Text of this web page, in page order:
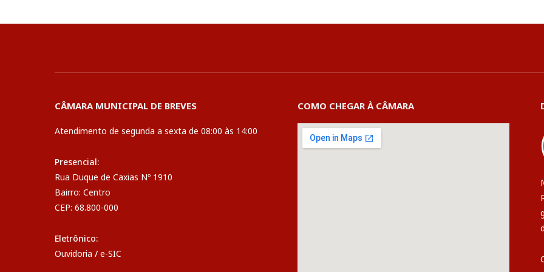
CÂMARA MUNICIPAL DE BREVES
Atendimento de segunda a sexta de 08:00 às 14:00
Presencial:
Rua Duque de Caxias Nº 1910
Bairro: Centro
CEP: 68.800-000
Eletrônico:
Ouvidoria / e-SIC
COMO CHEGAR À CÂMARA